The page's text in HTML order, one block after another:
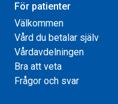
För patienter
Välkommen
Vård du betalar själv
Vårdavdelningen
Bra att veta
Frågor och svar